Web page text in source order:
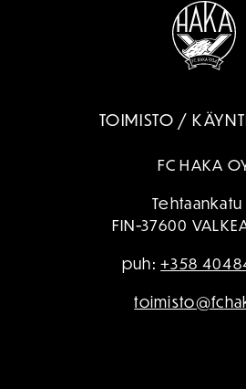
TOIMISTO /
FC HAKA
Tehtaankatu
FIN-37600
puh:+358